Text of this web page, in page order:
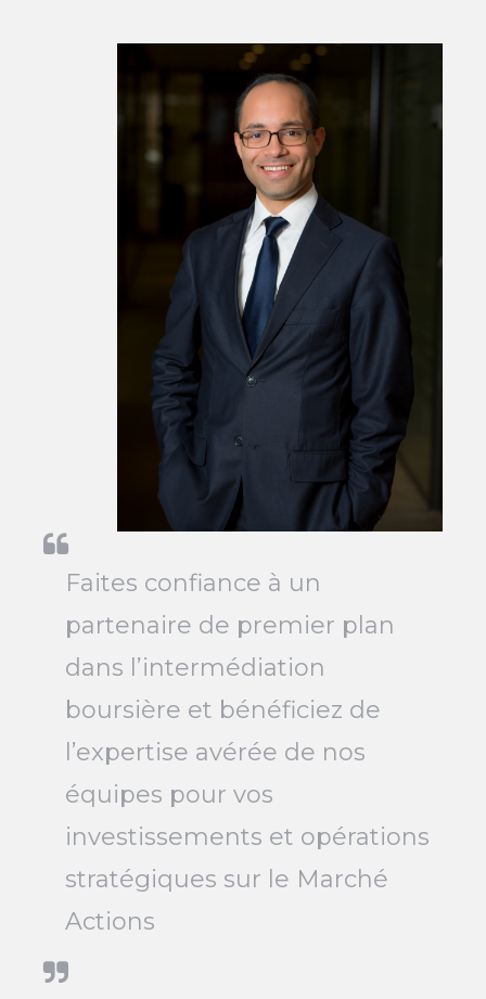
Faites confiance à un
partenaire de premier plan
dans l’intermédiation
boursière et bénéficiez de
l’expertise avérée de nos
équipes pour vos
investissements et opérations
stratégiques sur le Marché
Actions